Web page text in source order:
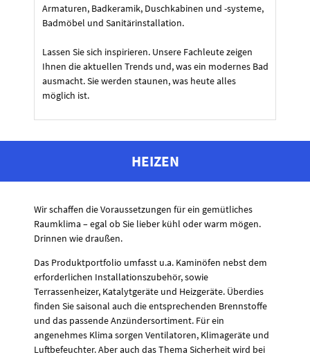
Armaturen, Badkeramik, Duschkabinen und -systeme,
Badmöbel und Sanitärinstallation.
Lassen Sie sich inspirieren. Unsere Fachleute zeigen
Ihnen die aktuellen Trends und, was ein modernes Bad
ausmacht. Sie werden staunen, was heute alles
möglich ist.
HEIZEN
Wir schaffen die Voraussetzungen für ein gemütliches
Raumklima – egal ob Sie lieber kühl oder warm mögen.
Drinnen wie draußen.
Das Produktportfolio umfasst u.a. Kaminöfen nebst dem
erforderlichen Installationszubehör, sowie
Terrassenheizer, Katalytgeräte und Heizgeräte. Überdies
finden Sie saisonal auch die entsprechenden Brennstoffe
und das passende Anzündersortiment. Für ein
angenehmes Klima sorgen Ventilatoren, Klimageräte und
Luftbefeuchter. Aber auch das Thema Sicherheit wird bei